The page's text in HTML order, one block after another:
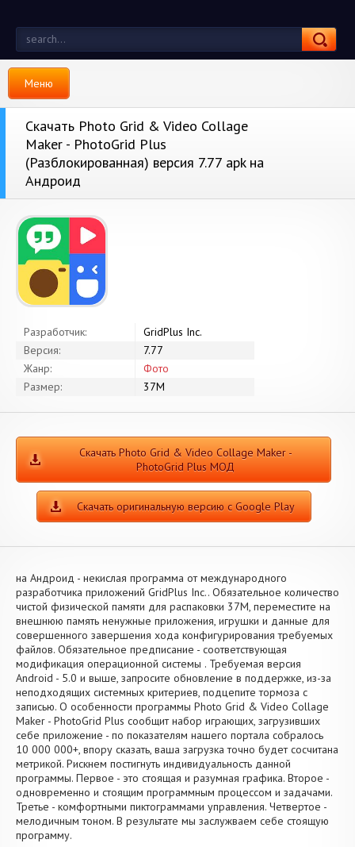
Меню
Скачать Photo Grid & Video Collage
Maker - PhotoGrid Plus
(Разблокированная) версия 7.77 apk на
Андроид
Разработчик:
GridPlus Inc.
Версия:
7.77
Жанр:
Фото
Размер:
37M
Скачать Photo Grid & Video Collage Maker -
PhotoGrid Plus МОД
Скачать оригинальную версию с Google Play
на Андроид - некислая программа от международного
разработчика приложений GridPlus Inc.. Обязательное количество
чистой физической памяти для распаковки 37M, переместите на
внешнюю память ненужные приложения, игрушки и данные для
совершенного завершения хода конфигурирования требуемых
файлов. Обязательное предписание - соответствующая
модификация операционной системы . Требуемая версия
Android - 5.0 и выше, запросите обновление в поддержке, из-за
неподходящих системных критериев, подцепите тормоза с
записью. О особенности программы Photo Grid & Video Collage
Maker - PhotoGrid Plus сообщит набор играющих, загрузивших
себе приложение - по показателям нашего портала собралось
10 000 000+, впору сказать, ваша загрузка точно будет сосчитана
метрикой. Рискнем постигнуть индивидуальность данной
программы. Первое - это стоящая и разумная графика. Второе -
одновременно и стоящим программным процессом и задачами.
Третье - комфортными пиктограммами управления. Четвертое -
мелодичным тоном. В результате мы заслужваем себе стоящую
программу.